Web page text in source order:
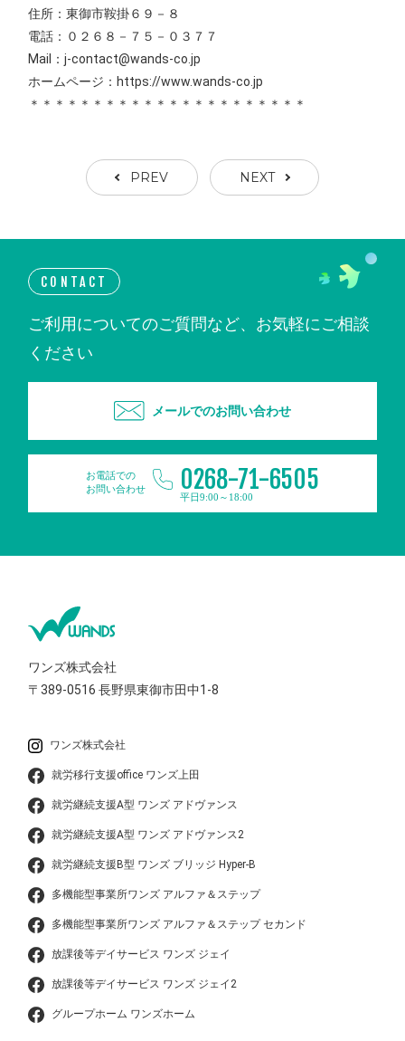
住所：東御市鞍掛６９－８
電話：０２６８－７５－０３７７
Mail：j-contact@wands-co.jp
ホームページ：https://www.wands-co.jp
＊＊＊＊＊＊＊＊＊＊＊＊＊＊＊＊＊＊＊＊＊＊
PREV NEXT
CONTACT
ご利用についてのご質問など、お気軽にご相談
ください
メールでのお問い合わせ
お電話での
お問い合わせ
0268-71-6505
平日9:00～18:00
ワンズ株式会社
〒389-0516長野県東御市田中1-8
ワンズ株式会社
就労移行支援office ワンズ上田
就労継続支援A型 ワンズ アドヴァンス
就労継続支援A型 ワンズ アドヴァンス2
就労継続支援B型 ワンズ ブリッジ Hyper-B
多機能型事業所ワンズ アルファ＆ステップ
多機能型事業所ワンズ アルファ＆ステップ セカンド
放課後等デイサービス ワンズ ジェイ
放課後等デイサービス ワンズ ジェイ2
グループホーム ワンズホーム